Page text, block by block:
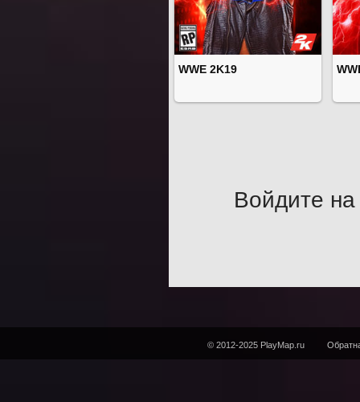
WWE 2K19
Войдите на
© 2012-2025 PlayMap.ru